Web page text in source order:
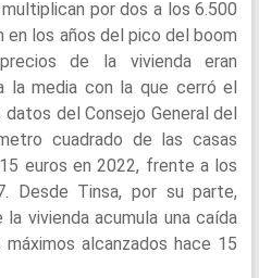
por dos a los 6.500
en los años del pico del boom
de la vivienda eran
la media con la que cerró el
del Consejo General del
cuadrado de las casas
euros en 2022, frente a los
Desde Tinsa, por su parte,
vivienda acumula una caída
alcanzados hace 15